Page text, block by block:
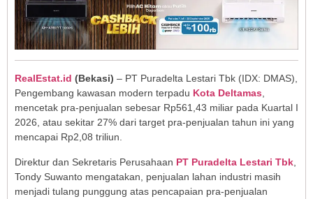
RealEstat.id (Bekasi) – PT Puradelta Lestari Tbk (IDX: DMAS),
Pengembang kawasan modern terpadu Kota Deltamas,
mencetak pra-penjualan sebesar Rp561,43 miliar pada Kuartal I
2026, atau sekitar 27% dari target pra-penjualan tahun ini yang
mencapai Rp2,08 triliun.
Direktur dan Sekretaris Perusahaan PT Puradelta Lestari Tbk
Tondy Suwanto mengatakan, penjualan lahan industri masih
menjadi tulang punggung atas pencapaian pra-penjualan